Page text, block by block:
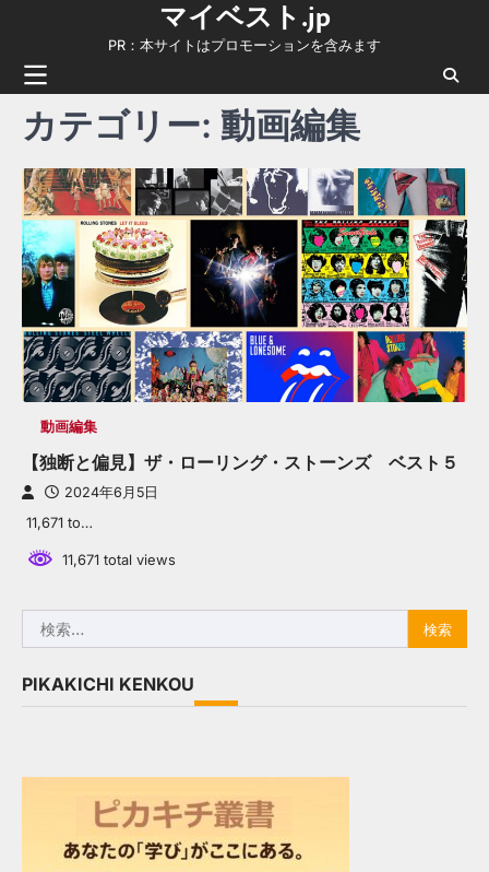
content
マイベスト.jp
PR：本サイトはプロモーションを含みます
カテゴリー: 動画編集
動画編集
【独断と偏見】ザ・ローリング・ストーンズ ベスト５
2024年6月5日
11,671 to…
11,671 total views
索:
PIKAKICHI KENKOU